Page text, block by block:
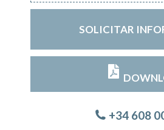
SOLICITAR
+34 608